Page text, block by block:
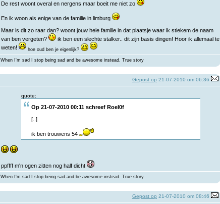
De rest woont overal en nergens maar boeit me niet zo
En ik woon als enige van de familie in limburg
Maar is dit zo raar dan? woont jouw hele familie in dat plaatsje waar ik stiekem de naam
van ben vergeten?
ik ben een slechte stalker.. dit zijn basis dingen! Hoor ik allemaal te
weten!
hoe oud ben je eigenlijk?
When I'm sad I stop being sad and be awesome instead. True story
Gepost op 21-07-2010 om 06:36
quote:
Op 21-07-2010 00:11 schreef Roel0f
[..]
ik ben trouwens 54
ppffff m'n ogen zitten nog half dicht
When I'm sad I stop being sad and be awesome instead. True story
Gepost op 21-07-2010 om 08:46